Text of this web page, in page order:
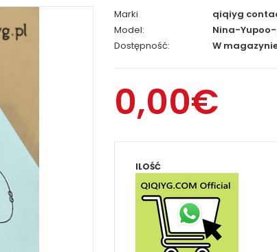
Marki
qiqiyg
Model:
Nina-
Dostępność:
W
0,00€
ILOŚĆ